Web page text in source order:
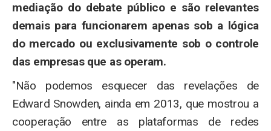
mediação do debate público e são relevantes
demais para funcionarem apenas sob a lógica
do mercado ou exclusivamente sob o controle
das empresas que as operam.
"Não podemos esquecer das revelações de
Edward Snowden, ainda em 2013, que mostrou a
cooperação entre as plataformas de redes